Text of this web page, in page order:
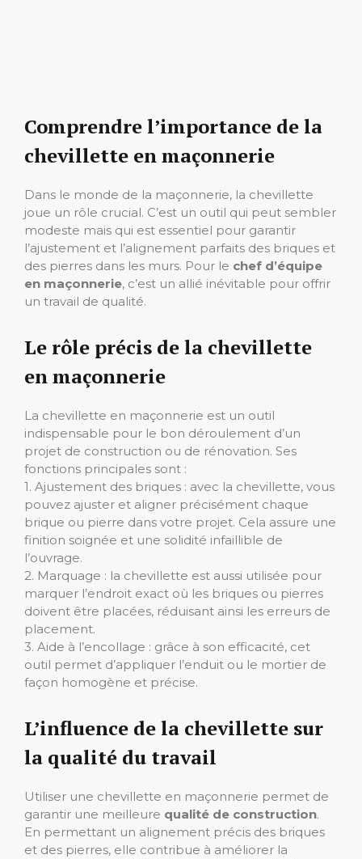
Comprendre l’importance de la
chevillette en maçonnerie
Dans le monde de la maçonnerie, la chevillette
joue un rôle crucial. C’est un outil qui peut sembler
modeste mais qui est essentiel pour garantir
l’ajustement et l’alignement parfaits des briques et
des pierres dans les murs. Pour le chef d’équipe
en maçonnerie, c’est un allié inévitable pour offrir
un travail de qualité.
Le rôle précis de la chevillette
en maçonnerie
La chevillette en maçonnerie est un outil
indispensable pour le bon déroulement d’un
projet de construction ou de rénovation. Ses
fonctions principales sont :
1. Ajustement des briques : avec la chevillette, vous
pouvez ajuster et aligner précisément chaque
brique ou pierre dans votre projet. Cela assure une
finition soignée et une solidité infaillible de
l’ouvrage.
2. Marquage : la chevillette est aussi utilisée pour
marquer l’endroit exact où les briques ou pierres
doivent être placées, réduisant ainsi les erreurs de
placement.
3. Aide à l’encollage : grâce à son efficacité, cet
outil permet d’appliquer l’enduit ou le mortier de
façon homogène et précise.
L’influence de la chevillette sur
la qualité du travail
Utiliser une chevillette en maçonnerie permet de
garantir une meilleure qualité de construction.
En permettant un alignement précis des briques
et des pierres, elle contribue à améliorer la